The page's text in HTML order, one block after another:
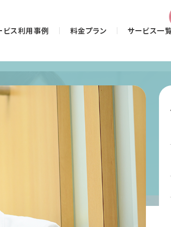
ビス利用事例 料金プラン サービス一